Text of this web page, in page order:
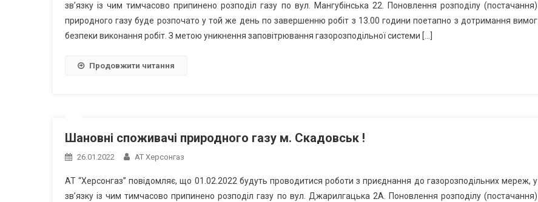
зв’язку із чим тимчасово припинено розподіл газу по вул. Мангубінська 22. Поновлення розподілу (постачання)
природного газу буде розпочато у той же день по завершенню робіт з 13.00 години поетапно з дотримання вимог
безпеки виконання робіт. З метою уникнення заповітрювання газорозподільної системи […]
Продовжити читання
Шановні споживачі природного газу м. Скадовськ !
26.01.2022 АТ Херсонгаз
АТ “Херсонгаз” повідомляє, що 01.02.2022 будуть проводитися роботи з приєднання до газорозподільних мереж, у
зв’язку із чим тимчасово припинено розподіл газу по вул. Джарилгацька 2А. Поновлення розподілу (постачання)